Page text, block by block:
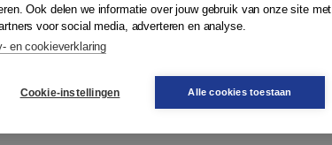
the value your customers want. A simple
and services they want. The posters (5 in a
Canvas is like a plug-in tool to the
Ook delen we informatie over jouw gebruik van onze site met
voor social media, adverteren en analyse.
en cookieverklaring
Cookie-instellingen Alle cookies toestaan